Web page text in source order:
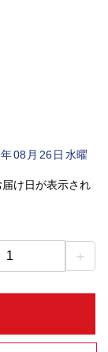
年08 月 26日水曜
け日が表示され
1 ＋